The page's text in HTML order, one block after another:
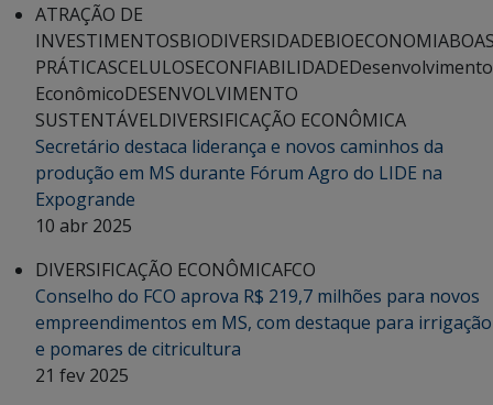
ATRAÇÃO DE
INVESTIMENTOSBIODIVERSIDADEBIOECONOMIA
PRÁTICASCELULOSECONFIABILIDADEDesenvolvimento
EconômicoDESENVOLVIMENTO
SUSTENTÁVELDIVERSIFICAÇÃO ECONÔMICA
Secretário destaca liderança e novos caminhos da
produção em MS durante Fórum Agro do LIDE na
Expogrande
10 abr 2025
DIVERSIFICAÇÃO ECONÔMICAFCO
Conselho do FCO aprova R$ 219,7 milhões para novos
empreendimentos em MS, com destaque para irrigação
e pomares de citricultura
21 fev 2025